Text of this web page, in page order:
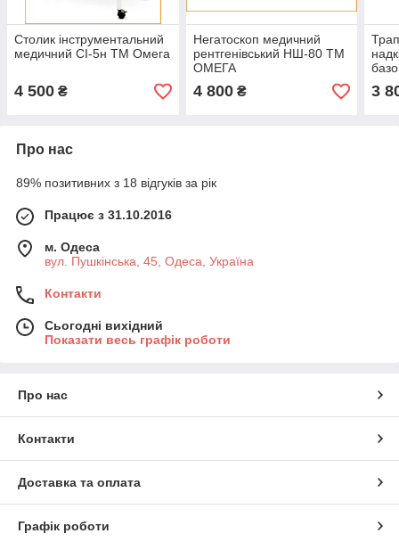
Столик інструментальний
медичний СІ-5н ТМ Омега
4 500 ₴
Негатоскоп медичний
рентгенівський НШ-80 ТМ
ОМЕГА
4 800₴ 3
Про нас
89% позитивних з 18 відгуків за рік
Працює з 31.10.2016
м. Одеса
вул. Пушкінська, 45, Одеса, Україна
Контакти
Сьогодні вихідний
Показати весь графік роботи
Про нас
Контакти
Доставка та оплата
Графік роботи